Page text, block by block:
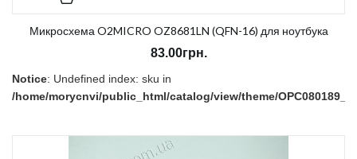
Микросхема O2MICRO OZ8681LN (QFN-16) для ноутбука
83.00грн.
Notice: Undefined index: sku in
/home/morycnvi/public_html/catalog/view/theme/